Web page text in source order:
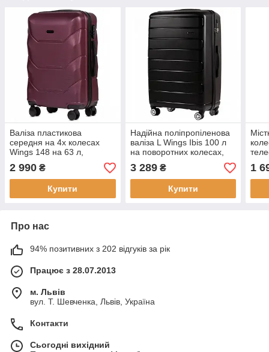
Валіза пластикова
середня на 4х колесах
Wings 148 на 63 л,
телескопічна ручка,
кодовий замок, бордова
2 990 ₴
Купити
Надійна поліпропіленова
валіза L Wings Ibis 100 л
на поворотних колесах,
телескопічна ручка, замок
TSA
3 289₴
Купити
1
Про нас
94% позитивних з 202 відгуків за рік
Працює з 28.07.2013
м. Львів
вул. Т. Шевченка, Львів, Україна
Контакти
Сьогодні вихідний